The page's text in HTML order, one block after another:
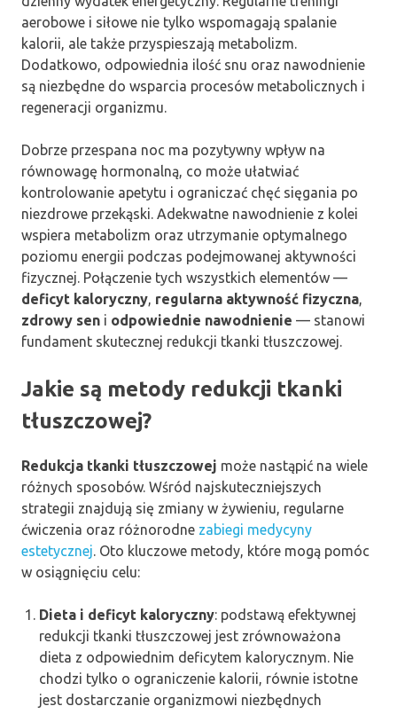
aerobowe i siłowe nie tylko wspomagają spalanie
kalorii, ale także przyspieszają metabolizm.
Dodatkowo, odpowiednia ilość snu oraz nawodnienie
są niezbędne do wsparcia procesów metabolicznych i
regeneracji organizmu.
Dobrze przespana noc ma pozytywny wpływ na
równowagę hormonalną, co może ułatwiać
kontrolowanie apetytu i ograniczać chęć sięgania po
niezdrowe przekąski. Adekwatne nawodnienie z kolei
wspiera metabolizm oraz utrzymanie optymalnego
poziomu energii podczas podejmowanej aktywności
fizycznej. Połączenie tych wszystkich elementów —
deficyt kaloryczny, regularna aktywność fizyczna,
zdrowy sen i odpowiednie nawodnienie — stanowi
fundament skutecznej redukcji tkanki tłuszczowej.
Jakie są metody redukcji tkanki
tłuszczowej?
Redukcja tkanki tłuszczowej może nastąpić na wiele
różnych sposobów. Wśród najskuteczniejszych
strategii znajdują się zmiany w żywieniu, regularne
ćwiczenia oraz różnorodne zabiegi medycyny
estetycznej. Oto kluczowe metody, które mogą pomóc
w osiągnięciu celu:
Dieta i deficyt kaloryczny: podstawą efektywnej
redukcji tkanki tłuszczowej jest zrównoważona
dieta z odpowiednim deficytem kalorycznym. Nie
chodzi tylko o ograniczenie kalorii, równie istotne
jest dostarczanie organizmowi niezbędnych